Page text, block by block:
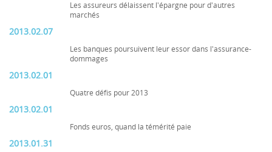
Les assureurs délaissent l'épargne pour d'autres
marchés
2013.02.07
Les banques poursuivent leur essor dans l'assurance-
dommages
2013.02.01
Quatre défis pour 2013
2013.02.01
Fonds euros, quand la témérité paie
2013.01.31